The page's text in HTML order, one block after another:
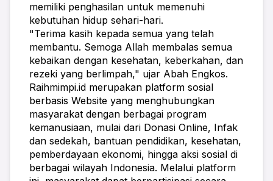
memiliki penghasilan untuk memenuhi
kebutuhan hidup sehari-hari.
"Terima kasih kepada semua yang telah
membantu. Semoga Allah membalas semua
kebaikan dengan kesehatan, keberkahan, dan
rezeki yang berlimpah," ujar Abah Engkos.
Raihmimpi.id merupakan platform sosial
berbasis Website yang menghubungkan
masyarakat dengan berbagai program
kemanusiaan, mulai dari Donasi Online, Infak
dan sedekah, bantuan pendidikan, kesehatan,
pemberdayaan ekonomi, hingga aksi sosial di
berbagai wilayah Indonesia. Melalui platform